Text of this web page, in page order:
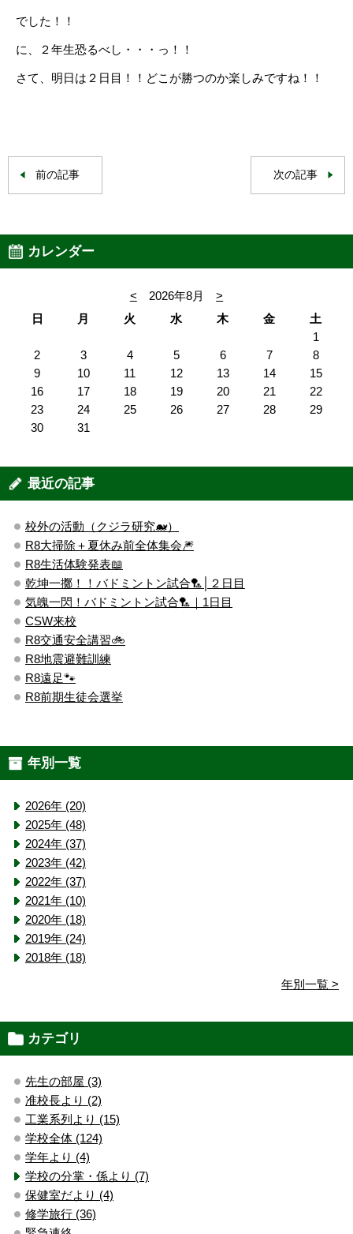
でした！！
に、２年生恐るべし・・・っ！！
さて、明日は２日目！！どこが勝つのか楽しみですね！！
前の記事 次の記事
カレンダー
< 2026年8月
>
日
月 火 水 木 金
土
1
2
3 4 5 6 7
8
9
10 11 12 13 14
15
16
17 18 19 20 21
22
23
24 25 26 27 28
29
30
31
最近の記事
校外の活動（クジラ研究🐋）
R8大掃除＋夏休み前全体集会🎆
R8生活体験発表📖
乾坤一擲！！バドミントン試合🏸│２日目
気魄一閃！バドミントン試合🏸｜1日目
CSW来校
R8交通安全講習🚲
R8地震避難訓練
R8遠足🐾
R8前期生徒会選挙
年別一覧
2026年 (20)
2025年 (48)
2024年 (37)
2023年 (42)
2022年 (37)
2021年 (10)
2020年 (18)
2019年 (24)
2018年 (18)
年別一覧 >
カテゴリ
先生の部屋 (3)
准校長より (2)
工業系列より (15)
学校全体 (124)
学年より (4)
学校の分掌・係より (7)
保健室だより (4)
修学旅行 (36)